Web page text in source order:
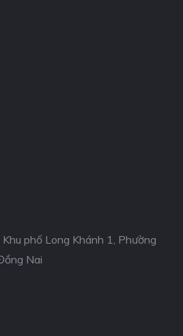
phố Long Khánh 1, Phường
Nai